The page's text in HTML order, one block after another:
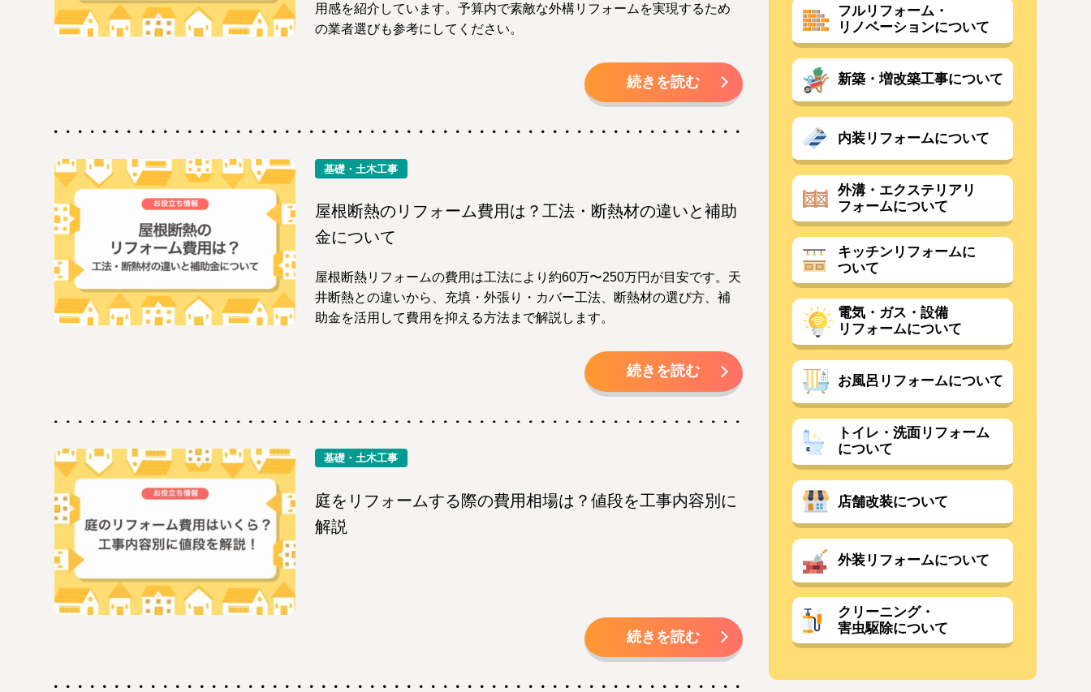
用感を紹介しています。予算内で素敵な外構リフォームを実現するため
の業者選びも参考にしてください。
続きを読む
基礎・土木工事
屋根断熱のリフォーム費用は？工法・断熱材の違いと補助
金について
屋根断熱リフォームの費用は工法により約60万〜250万円が目安です。天
井断熱との違いから、充填・外張り・カバー工法、断熱材の選び方、補
助金を活用して費用を抑える方法まで解説します。
続きを読む
基礎・土木工事
庭をリフォームする際の費用相場は？値段を工事内容別に
解説
続きを読む
フルリフォーム・
リノベーションについて
新築・増改築工事について
内装リフォームについて
外溝・エクステリアリ
フォームについて
キッチンリフォームに
ついて
電気・ガス・設備
リフォームについて
お風呂リフォームについて
トイレ・洗面リフォーム
について
店舗改装について
外装リフォームについて
クリーニング・
害虫駆除について